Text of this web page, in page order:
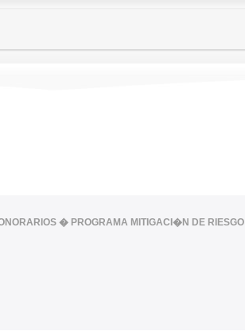
� PROGRAMA MITIGACI�N DE RIESGO